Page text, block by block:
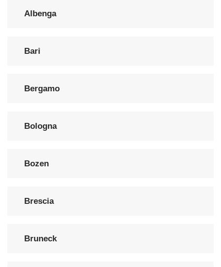
Albenga
Bari
Bergamo
Bologna
Bozen
Brescia
Bruneck